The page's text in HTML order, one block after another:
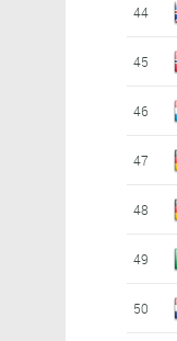
44
45
46
47
48
49
50